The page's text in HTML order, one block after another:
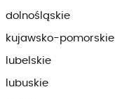
dolnośląskie
kujawsko-pomorskie
lubelskie
lubuskie